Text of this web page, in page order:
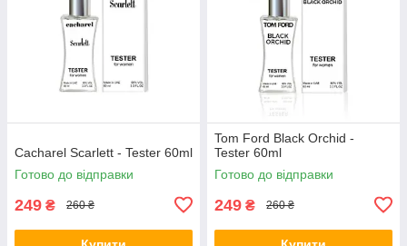
Cacharel Scarlett - Tester 60ml
Готово до відправки
249 ₴ 260 ₴
Tom Ford Black Orchid -
Tester 60ml
Готово до відправки
249 ₴ 260 ₴